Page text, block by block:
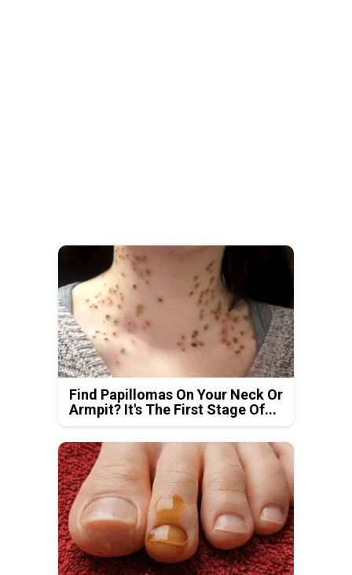
Find Papillomas On Your Neck Or
Armpit? It's The First Stage Of...